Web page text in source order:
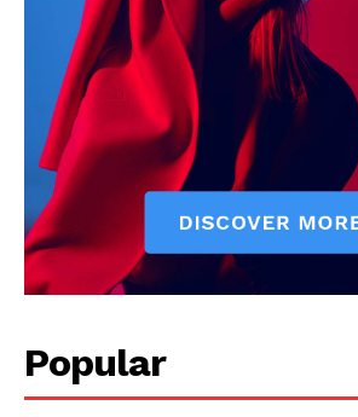
Popular